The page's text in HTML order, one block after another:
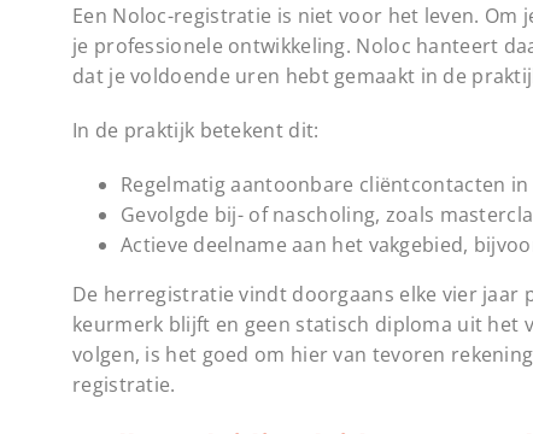
Een Noloc-registratie is niet voor het leven.
je professionele ontwikkeling. Noloc hanteert
dat je voldoende uren hebt gemaakt in de
In de praktijk betekent dit:
Regelmatig aantoonbare cliëntcontacten
Gevolgde bij- of nascholing, zoals
Actieve deelname aan het vakgebied,
De herregistratie vindt doorgaans elke vier
keurmerk blijft en geen statisch diploma uit het
volgen, is het goed om hier van tevoren
registratie.